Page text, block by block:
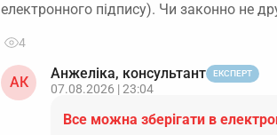
електронного підпису). Чи законно не
4
АК
Анжеліка, консультант ЕКСПЕРТ
07.08.2026 | 23:04
Все можна зберігати в